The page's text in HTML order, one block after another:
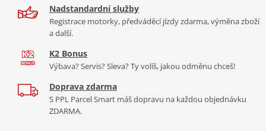
Závity válcované za studena zabraňují poškození závitu a
vzniku křížového závitu v hlavě válců
Třívrstvá povrchová úprava eliminuje nutnost použití pasty
proti zadření
NGK katalog 2017
Spec sheet – specifikační list NICKEL SPARK PLUGS
Nadstandardní služby
Registrace motorky, předváděcí jízdy zdarma, výměna zboží
a další.
K2 Bonus
Výbava? Servis? Sleva? Ty volíš, jakou odměnu chceš!
Doprava zdarma
S PPL Parcel Smart máš dopravu na každou objednávku
ZDARMA.